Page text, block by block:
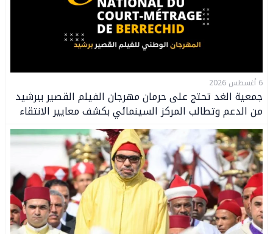
6 أغسطس 2026
جمعية الغد تحتج على حرمان مهرجان الفيلم القصير ببرشيد
من الدعم وتطالب المركز السينمائي بكشف معايير الانتقاء